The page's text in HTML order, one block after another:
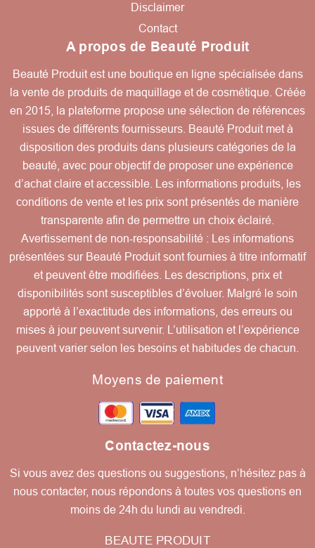
Disclaimer
Contact
A propos de Beauté Produit
Beauté Produit est une boutique en ligne spécialisée dans
la vente de produits de maquillage et de cosmétique. Créée
en 2015, la plateforme propose une sélection de références
issues de différents fournisseurs. Beauté Produit met à
disposition des produits dans plusieurs catégories de la
beauté, avec pour objectif de proposer une expérience
d’achat claire et accessible. Les informations produits, les
conditions de vente et les prix sont présentés de manière
transparente afin de permettre un choix éclairé.
Avertissement de non-responsabilité : Les informations
présentées sur Beauté Produit sont fournies à titre informatif
et peuvent être modifiées. Les descriptions, prix et
disponibilités sont susceptibles d’évoluer. Malgré le soin
apporté à l’exactitude des informations, des erreurs ou
mises à jour peuvent survenir. L’utilisation et l’expérience
peuvent varier selon les besoins et habitudes de chacun.
Moyens de paiement
Contactez-nous
Si vous avez des questions ou suggestions, n’hésitez pas à
nous contacter, nous répondons à toutes vos questions en
moins de 24h du lundi au vendredi.
BEAUTE PRODUIT